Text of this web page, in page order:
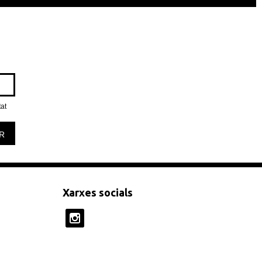
Xarxes socials